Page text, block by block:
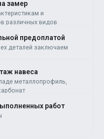
замер
и
различных видов
предоплатой
деталей заключаем
навеса
металлопрофиль,
работ